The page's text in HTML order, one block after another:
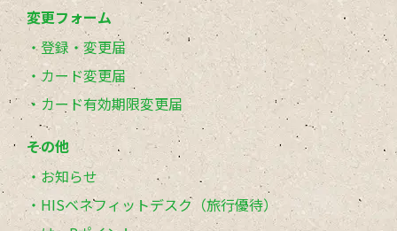
変更フォーム
登録・変更届
カード変更届
カード有効期限変更届
その他
お知らせ
HISベネフィットデスク（旅行優待）